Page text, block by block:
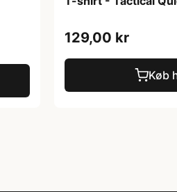
129,00 kr
Køb